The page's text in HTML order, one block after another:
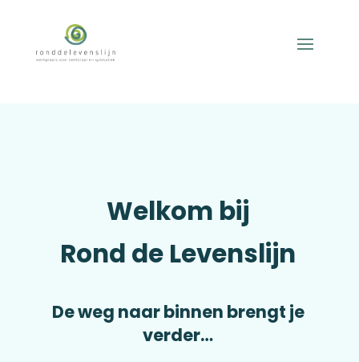
Welkom bij
Rond de Levenslijn
De weg naar binnen brengt je
verder…